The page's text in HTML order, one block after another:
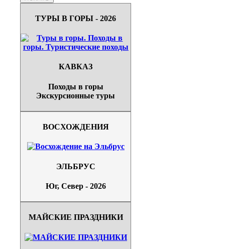
ТУРЫ В ГОРЫ - 2026
КАВКАЗ
Походы в горы
Экскурсионные туры
ВОСХОЖДЕНИЯ
ЭЛЬБРУС
Юг, Север - 2026
МАЙСКИЕ ПРАЗДНИКИ